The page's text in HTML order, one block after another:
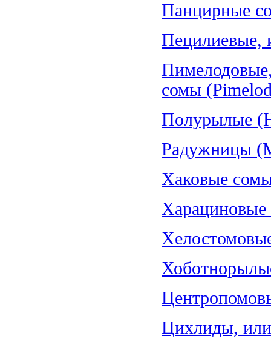
Панцирные
Пецилиевые,
сомы
Полурылые
Радужницы
Хаковые
Харациновые
Цихлиды,